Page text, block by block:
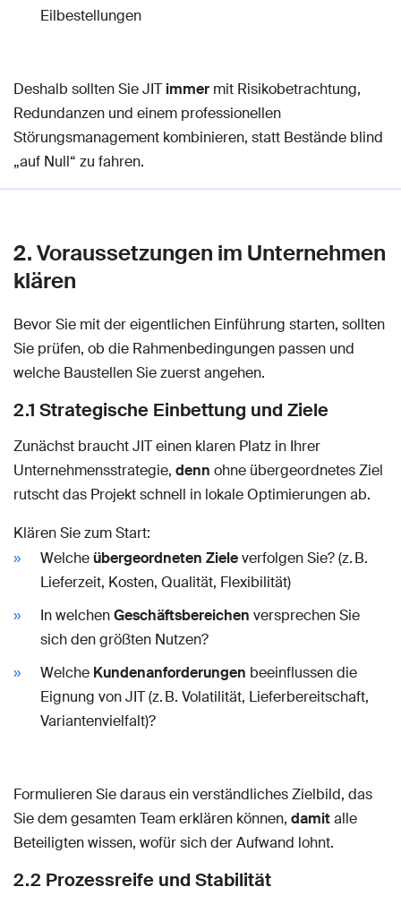
Eilbestellungen
Deshalb sollten Sie JITimmer mit Risikobetrachtung,
Redundanzen und einem professionellen
Störungsmanagement kombinieren, statt Bestände blind
„auf Null“ zu fahren.
2. Voraussetzungen im Unternehmen
klären
Bevor Sie mit der eigentlichen Einführung starten, sollten
Sie prüfen, ob die Rahmenbedingungen passen und
welche Baustellen Sie zuerst angehen.
2.1 Strategische Einbettung und Ziele
Zunächst braucht JIT einen klaren Platz in Ihrer
Unternehmensstrategie, denn ohne übergeordnetes Ziel
rutscht das Projekt schnell in lokale Optimierungen ab.
Klären Sie zum Start:
Welcheübergeordneten Zieleverfolgen Sie? (z. B.
Lieferzeit, Kosten, Qualität, Flexibilität)
In welchenGeschäftsbereichen versprechen Sie
sich den größten Nutzen?
Welche Kundenanforderungen beeinflussen die
Eignung von JIT (z. B. Volatilität, Lieferbereitschaft,
Variantenvielfalt)?
Formulieren Sie daraus ein verständliches Zielbild, das
Sie dem gesamten Team erklären können, damitalle
Beteiligten wissen, wofür sich der Aufwand lohnt.
2.2 Prozessreife und Stabilität